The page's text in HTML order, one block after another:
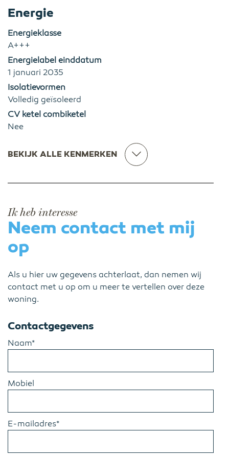
Energie
Energieklasse
A+++
Energielabel einddatum
1 januari 2035
Isolatievormen
Volledig geïsoleerd
CV ketel combiketel
Nee
BEKIJK ALLE KENMERKEN
Ik heb interesse
Neem contact met mij
op
Als u hier uw gegevens achterlaat, dan nemen wij
contact met u op om u meer te vertellen over deze
woning.
Contactgegevens
Naam*
Mobiel
E-mailadres*